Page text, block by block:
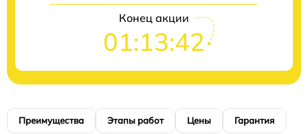
Конец акции
01:13:40
Преимущества Этапы работ Цены Гарантия